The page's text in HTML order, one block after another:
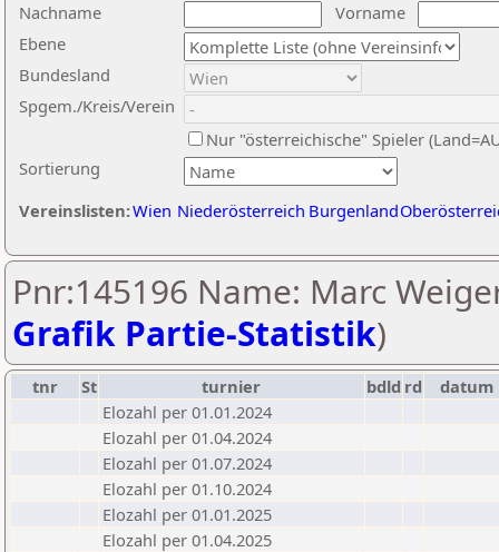
Nachname
Vorname
Ebene
Sortierung
Bundesland
Spgem./Kreis/Verein
Nur "österreichische" Spieler
Vereinslisten:Wien Niederösterreich Burgenland
Pnr:145196 Name: Marc
Grafik Partie-Statistik)
tnr St turnier bdld rd
datum
Elozahl per 01.01.2024
Elozahl per 01.04.2024
Elozahl per 01.07.2024
Elozahl per 01.10.2024
Elozahl per 01.01.2025
Elozahl per 01.04.2025